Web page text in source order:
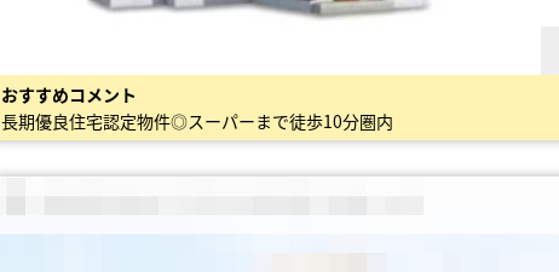
おすすめコメント
長期優良住宅認定物件◎スーパーまで徒歩10分圏内